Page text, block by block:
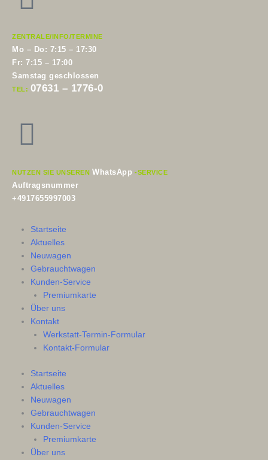
ZENTRALE/INFO/TERMINE
Mo – Do: 7:15 – 17:30
Fr: 7:15 – 17:00
Samstag geschlossen
TEL: 07631 – 1776-0
NUTZEN SIE UNSEREN WhatsApp -SERVICE
Auftragsnummer
+4917655997003
Startseite
Aktuelles
Neuwagen
Gebrauchtwagen
Kunden-Service
Premiumkarte
Über uns
Kontakt
Werkstatt-Termin-Formular
Kontakt-Formular
Startseite
Aktuelles
Neuwagen
Gebrauchtwagen
Kunden-Service
Premiumkarte
Über uns